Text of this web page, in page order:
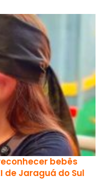
bebês
de Jaraguá do Sul